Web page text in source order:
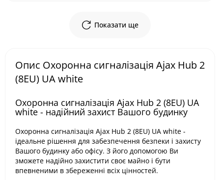
Показати ще
Опис Охоронна сигналізація Ajax Hub 2
(8EU) UA white
Охоронна сигналізація Ajax Hub 2 (8EU) UA
white - надійний захист Вашого будинку
Охоронна сигналізація Ajax Hub 2 (8EU) UA white -
ідеальне рішення для забезпечення безпеки і захисту
Вашого будинку або офісу. З його допомогою Ви
зможете надійно захистити своє майно і бути
впевненими в збереженні всіх цінностей.